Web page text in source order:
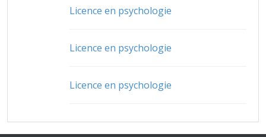
Licence en psychologie
Licence en psychologie
Licence en psychologie